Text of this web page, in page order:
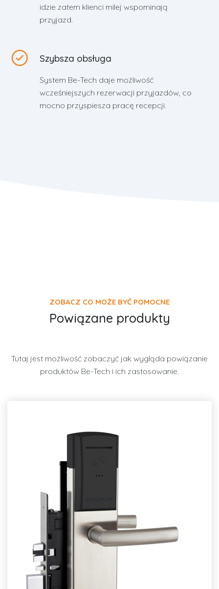
idzie zatem klienci milej wspominają
przyjazd.
Szybsza obsługa
System Be-Tech daje możliwość
wcześniejszych rezerwacji przyjazdów, co
mocno przyspiesza pracę recepcji.
ZOBACZ CO MOŻE BYĆ POMOCNE
Powiązane produkty
Tutaj jest możliwość zobaczyć jak wygląda powiązanie
produktów Be-Tech i ich zastosowanie.